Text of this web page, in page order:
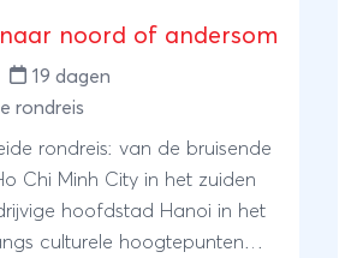
noord of andersom
19 dagen
rondreis
rondreis: van de bruisende
Chi Minh City in het zuiden
hoofdstad Hanoi in het
culturele hoogtepunten